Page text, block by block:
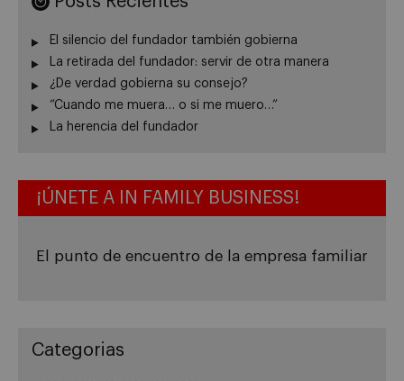
El silencio del fundador también gobierna
La retirada del fundador: servir de otra manera
¿De verdad gobierna su consejo?
“Cuando me muera… o si me muero…”
La herencia del fundador
¡ÚNETE A IN FAMILY BUSINESS!
El punto de encuentro de la empresa familiar
Categorias